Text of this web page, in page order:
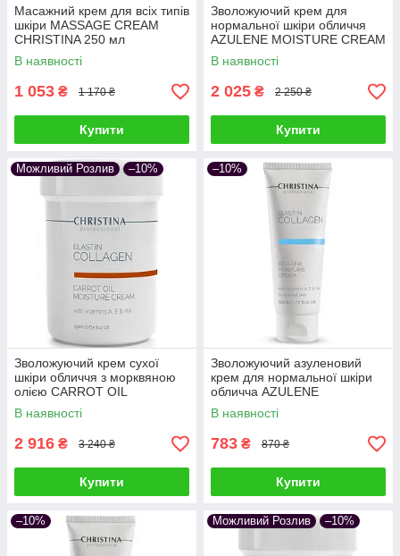
Масажний крем для всіх типів
шкіри MASSAGE CREAM
CHRISTINA 250 мл
доглядовий зволожуючий
В наявності
1 053 ₴ 1 170 ₴
Купити
Зволожуючий крем для
нормальної шкіри обличчя
AZULENE MOISTURE CREAM
ELASTIN COLLAGEN
CHRISTINA 250 мл
В наявності
2 025 ₴ 2 250 ₴
Купити
Можливий Розлив –10%
Зволожуючий крем сухої
шкіри обличчя з морквяною
олією CARROT OIL
MOISTURE CREAM ELASTIN
COLLAGEN CHRISTINA 250
В наявності
2 916 ₴ 3 240 ₴
Купити
–10%
Зволожуючий азуленовий
крем для нормальної шкіри
обличча AZULENE
MOISTURE CREAM ELASTIN
COLLAGEN CHRISTINA 60 мл
В наявності
783 ₴ 870 ₴
Купити
–10% Можливий Розлив –10%